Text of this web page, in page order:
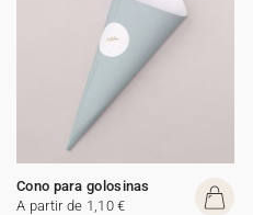
Cono para golosinas
A partir de 1,10 €